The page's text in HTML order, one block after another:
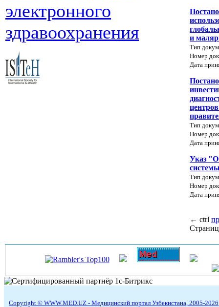
электронного
здравоохранения
и
Тип
Номер
Дата
Тип
Номер
Дата
Указ "О
Тип
Номер
Дата
← ctrl
Copyright © WWW.MED.UZ - Медицинский портал Узбекистана, 2005-2026